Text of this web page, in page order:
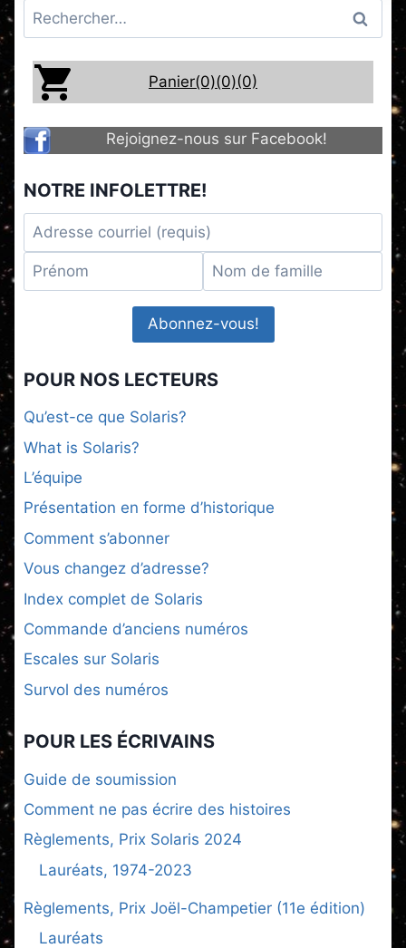
Rechercher :
Panier(0)(0)(0)
Rejoignez-nous sur Facebook!
NOTRE INFOLETTRE!
POUR NOS LECTEURS
Qu’est-ce que Solaris?
What is Solaris?
L’équipe
Présentation en forme d’historique
Comment s’abonner
Vous changez d’adresse?
Index complet de Solaris
Commande d’anciens numéros
Escales sur Solaris
Survol des numéros
POUR LES ÉCRIVAINS
Guide de soumission
Comment ne pas écrire des histoires
Règlements, Prix Solaris 2024
Lauréats, 1974-2023
Règlements, Prix Joël-Champetier (11e édition)
Lauréats